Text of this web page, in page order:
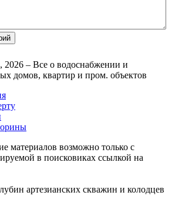
2026 – Все о водоснабжении и
домов, квартир и пром. объектов
материалов возможно только с
в поисковиках ссылкой на
артезианских скважин и колодцев